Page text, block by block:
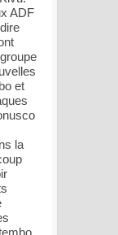
ADF
et
la